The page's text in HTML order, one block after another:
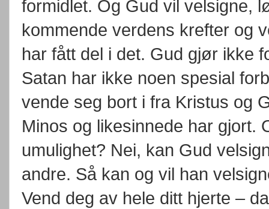
formidlet. Og Gud vil velsigne,
kommende verdens krefter og
har fått del i det. Gud gjør ikke
Satan har ikke noen spesial
vende seg bort i fra Kristus og
Minos og likesinnede har gjort.
umulighet? Nei, kan Gud
andre. Så kan og vil han
Vend deg av hele ditt hjerte –